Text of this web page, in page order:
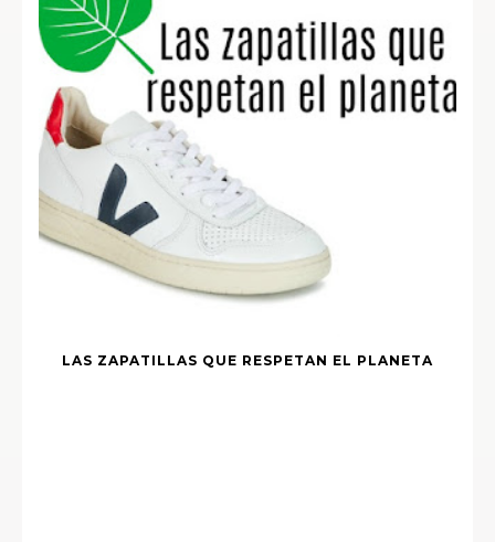
LAS ZAPATILLAS QUE RESPETAN EL PLANETA